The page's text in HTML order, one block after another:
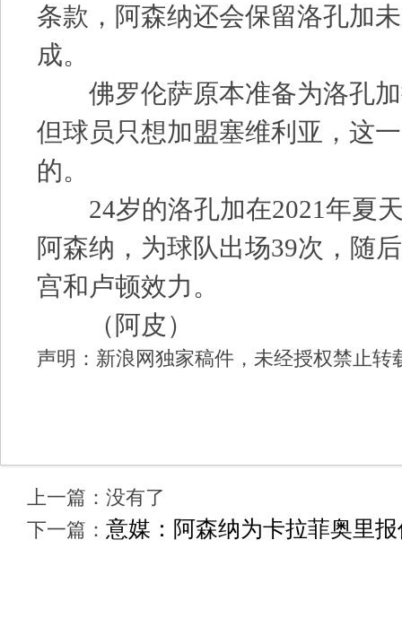
条款，阿森纳还会保留洛孔加
成。
佛罗伦萨原本准备为洛孔加
但球员只想加盟塞维利亚，这
的。
24岁的洛孔加在2021年夏天
阿森纳，为球队出场39次，随
宫和卢顿效力。
（阿皮）
声明：新浪网独家稿件，未经授权禁止转
上一篇：没有了
下一篇： 意媒：阿森纳为卡拉菲奥里